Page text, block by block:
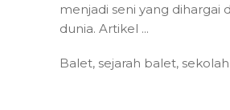
menjadi seni yang dihargai
dunia. Artikel
Balet, sejarah balet,